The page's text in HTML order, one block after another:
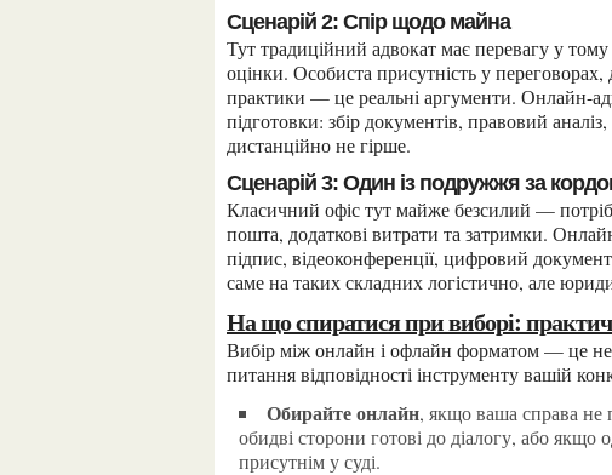
Сценарій 2: Спір щодо майна
Тут традиційний адвокат має перевагу у тому разі, якщо майно значне або є суперечки щодо
оцінки. Особиста присутність у переговорах,
практики — це реальні аргументи. Онлайн-
підготовки: збір документів, правовий
дистанційно не гірше.
Сценарій 3: Один із подружжя за
Класичний офіс тут майже безсилий — потрібні нотаріально завірені доручення, міжнародна
пошта, додаткові витрати та затримки.
підпис, відеоконференції, цифровий
саме на таких складних логістично, але
На що спиратися при виборі:
Вибір між онлайн і офлайн форматом — це не питання моди або довіри до технологій. Це
питання відповідності інструменту вашій
Обирайте онлайн, якщо ваша справа не
обидві сторони готові до діалогу, або
присутнім у суді.